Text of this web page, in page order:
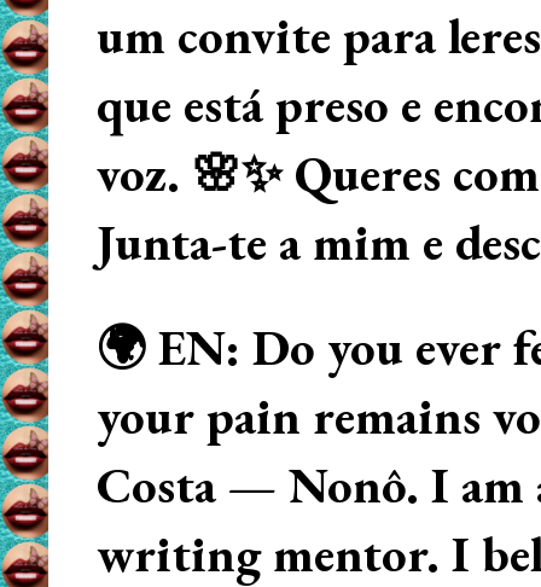
um convite para
que está preso e
voz. 🌸✨ Queres
Junta-te a mim e
🌍 EN: Do you ever
your pain remains
Costa — Nonô. I am
writing mentor. I